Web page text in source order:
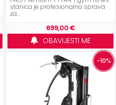
stanica je profesionalna sprava
za...
699,00 €
OBAVIJESTI ME
-10%